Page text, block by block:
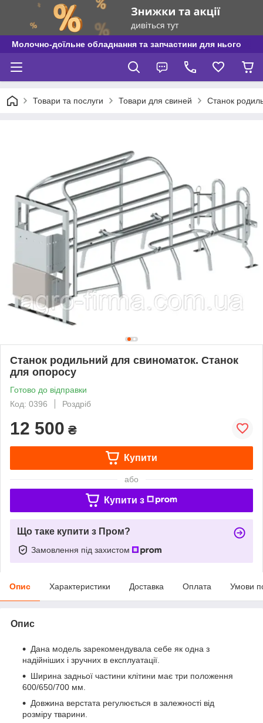
Молочно-доїльне обладнання та запчастини для нього
Товари та послуги Товари для свиней Станок
Станок родильний для свиноматок. Станок
для опоросу
Готово до відправки
Код: 0396
Роздріб
12 500 ₴
Купити
або
Купити з
Що таке купити з Пром?
Замовлення під захистом
Опис Характеристики Доставка Оплата Умови
Опис
Дана модель зарекомендувала себе як одна з
надійніших і зручних в експлуатації.
Ширина задньої частини клітини має три положення
600/650/700 мм.
Довжина верстата регулюється в залежності від
розміру тварини.